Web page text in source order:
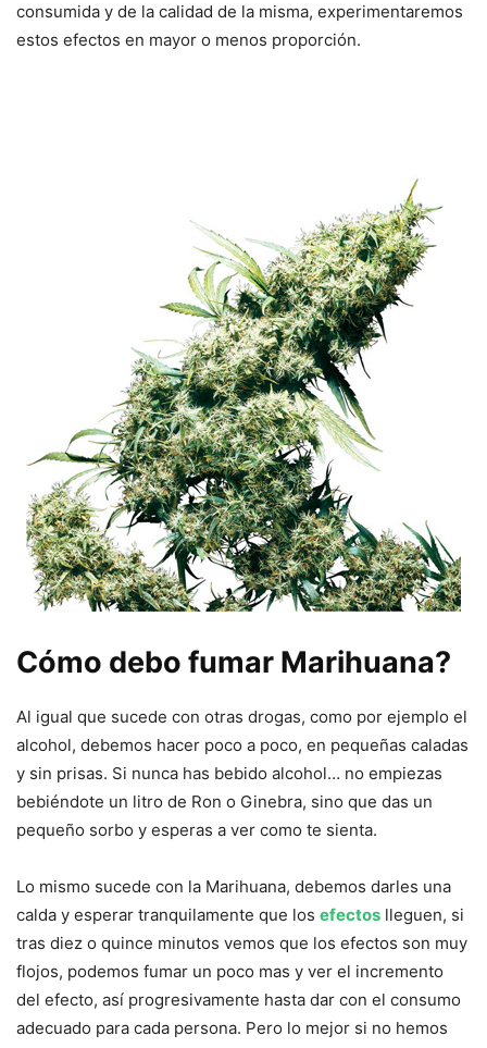
consumida y de la calidad de la misma, experimentaremos
estos efectos en mayor o menos proporción.
Cómo debo fumar Marihuana?
Al igual que sucede con otras drogas, como por ejemplo el
alcohol, debemos hacer poco a poco, en pequeñas caladas
y sin prisas. Si nunca has bebido alcohol… no empiezas
bebiéndote un litro de Ron o Ginebra, sino que das un
pequeño sorbo y esperas a ver como te sienta.
Lo mismo sucede con la Marihuana, debemos darles una
calda y esperar tranquilamente que los efectos lleguen, si
tras diez o quince minutos vemos que los efectos son muy
flojos, podemos fumar un poco mas y ver el incremento
del efecto, así progresivamente hasta dar con el consumo
adecuado para cada persona. Pero lo mejor si no hemos